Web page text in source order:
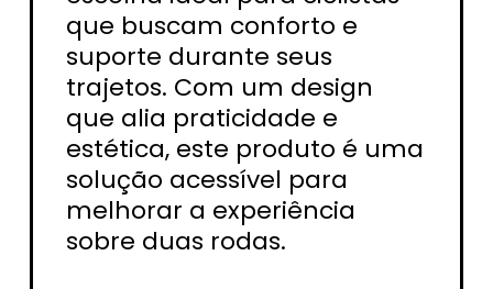
que buscam conforto e
suporte durante seus
trajetos. Com um design
que alia praticidade e
estética, este produto é uma
solução acessível para
melhorar a experiência
sobre duas rodas.